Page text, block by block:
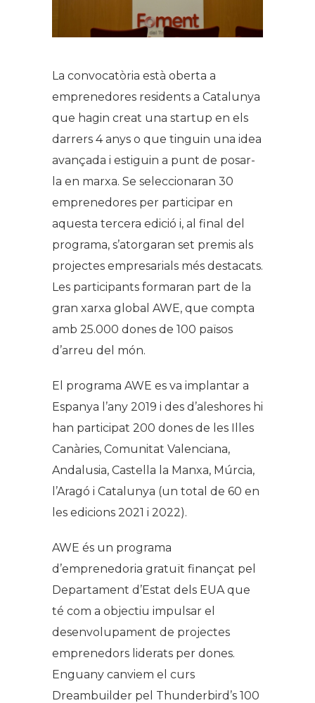
La convocatòria està oberta a
emprenedores residents a Catalunya
que hagin creat una startup en els
darrers 4 anys o que tinguin una idea
avançada i estiguin a punt de posar-
la en marxa. Se seleccionaran 30
emprenedores per participar en
aquesta tercera edició i, al final del
programa, s’atorgaran set premis als
projectes empresarials més destacats.
Les participants formaran part de la
gran xarxa global AWE, que compta
amb 25.000 dones de 100 països
d’arreu del món.
El programa AWE es va implantar a
Espanya l’any 2019 i des d’aleshores hi
han participat 200 dones de les Illes
Canàries, Comunitat Valenciana,
Andalusia, Castella la Manxa, Múrcia,
l’Aragó i Catalunya (un total de 60 en
les edicions 2021 i 2022).
AWE és un programa
d’emprenedoria gratuït finançat pel
Departament d’Estat dels EUA que
té com a objectiu impulsar el
desenvolupament de projectes
emprenedors liderats per dones.
Enguany canviem el curs
Dreambuilder pel Thunderbird’s 100